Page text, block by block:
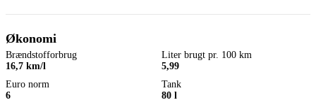
Økonomi
Brændstofforbrug
16,7 km/l
Liter brugt pr. 100 km
5,99
Euro norm
6
Tank
80 l